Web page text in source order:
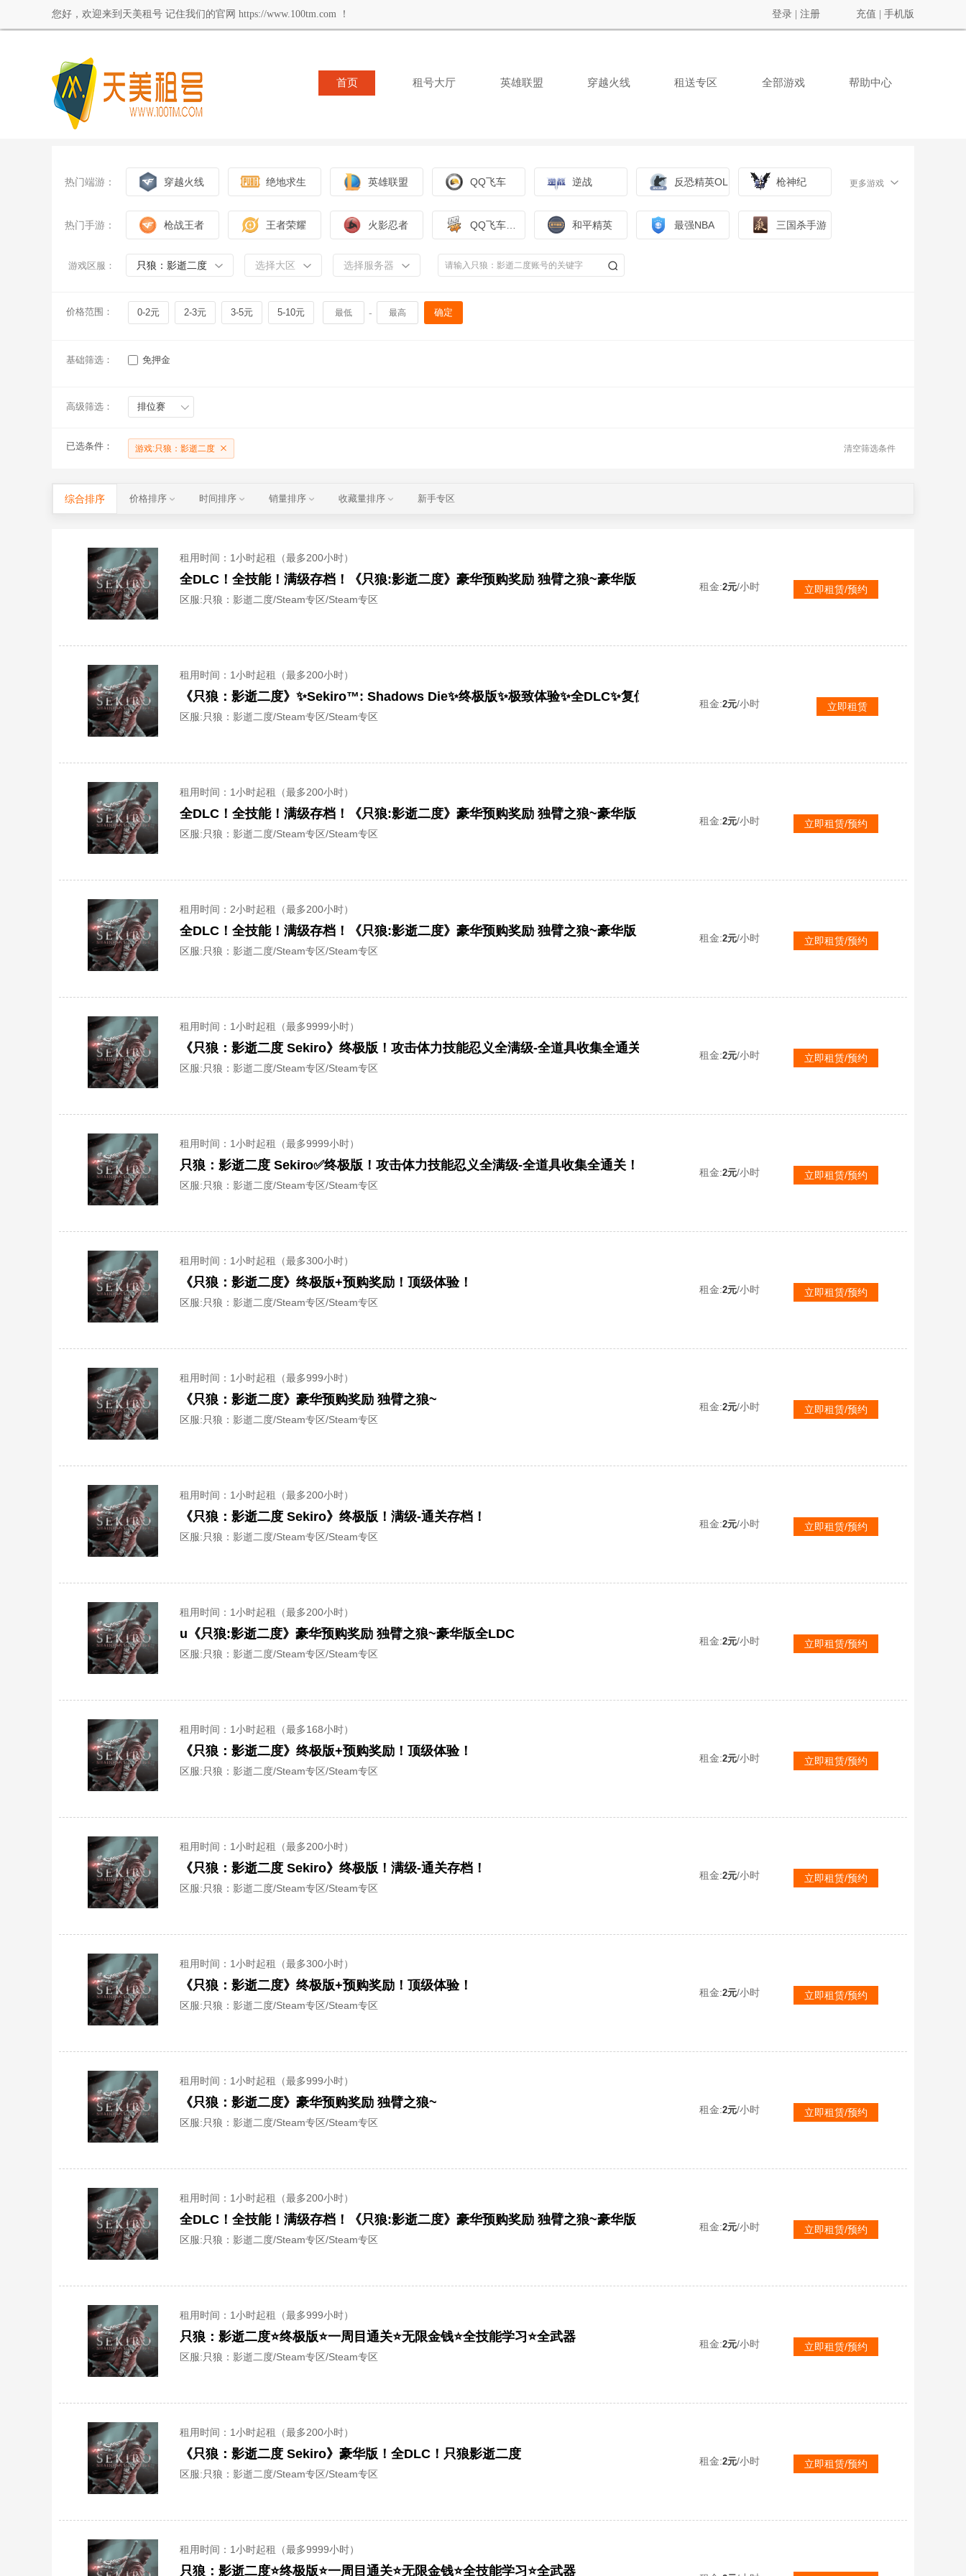
您好，欢迎来到天美租号 记住我们的官网 https://www.100tm.com ！ 登录 注册 充值 手机版
首页 租号大厅 英雄联盟 穿越火线 租送专区 全部游戏 帮助中心
热门端游： 穿越火线 绝地求生 英雄联盟 QQ飞车 逆战 反恐精英OL 枪神纪 更多游戏
热门手游： 枪战王者 王者荣耀 火影忍者 和平精英 最强NBA 三国杀手游
游戏区服： 只狼：影逝二度 选择大区 选择服务器
价格范围： 0-2元 2-3元 3-5元 5-10元 - 确定
基础筛选： 免押金
高级筛选： 排位赛
已选条件： 游戏:只狼：影逝二度 清空筛选条件
综合排序 价格排序 时间排序 销量排序 收藏量排序 新手专区
租用时间 ：1小时起租（最多200小时）
全DLC！全技能！满级存档！《只狼:影逝二度》豪华预购奖励 独臂之狼~豪华版！
区服:只狼：影逝二度/Steam专区/Steam专区
租金:2元/小时 立即租赁/预约
租用时间 ：1小时起租（最多200小时）
《只狼：影逝二度》✨Sekiro™: Shadows Die✨终极版✨极致体验✨全DLC✨复仇之路
区服:只狼：影逝二度/Steam专区/Steam专区
租金:2元/小时 立即租赁
租用时间 ：1小时起租（最多200小时）
全DLC！全技能！满级存档！《只狼:影逝二度》豪华预购奖励 独臂之狼~豪华版！
区服:只狼：影逝二度/Steam专区/Steam专区
租金:2元/小时 立即租赁/预约
租用时间 ：2小时起租（最多200小时）
全DLC！全技能！满级存档！《只狼:影逝二度》豪华预购奖励 独臂之狼~豪华版！
区服:只狼：影逝二度/Steam专区/Steam专区
租金:2元/小时 立即租赁/预约
租用时间 ：1小时起租（最多9999小时）
《只狼：影逝二度 Sekiro》终极版！攻击体力技能忍义全满级-全道具收集全通关！极致体验！
区服:只狼：影逝二度/Steam专区/Steam专区
租金:2元/小时 立即租赁/预约
租用时间 ：1小时起租（最多9999小时）
只狼：影逝二度 Sekiro✅终极版！攻击体力技能忍义全满级-全道具收集全通关！极致体验！
区服:只狼：影逝二度/Steam专区/Steam专区
租金:2元/小时 立即租赁/预约
租用时间 ：1小时起租（最多300小时）
《只狼：影逝二度》终极版+预购奖励！顶级体验！
区服:只狼：影逝二度/Steam专区/Steam专区
租金:2元/小时 立即租赁/预约
租用时间 ：1小时起租（最多999小时）
《只狼：影逝二度》豪华预购奖励 独臂之狼~
区服:只狼：影逝二度/Steam专区/Steam专区
租金:2元/小时 立即租赁/预约
租用时间 ：1小时起租（最多200小时）
《只狼：影逝二度 Sekiro》终极版！满级-通关存档！
区服:只狼：影逝二度/Steam专区/Steam专区
租金:2元/小时 立即租赁/预约
租用时间 ：1小时起租（最多200小时）
u《只狼:影逝二度》豪华预购奖励 独臂之狼~豪华版全LDC
区服:只狼：影逝二度/Steam专区/Steam专区
租金:2元/小时 立即租赁/预约
租用时间 ：1小时起租（最多168小时）
《只狼：影逝二度》终极版+预购奖励！顶级体验！
区服:只狼：影逝二度/Steam专区/Steam专区
租金:2元/小时 立即租赁/预约
租用时间 ：1小时起租（最多200小时）
《只狼：影逝二度 Sekiro》终极版！满级-通关存档！
区服:只狼：影逝二度/Steam专区/Steam专区
租金:2元/小时 立即租赁/预约
租用时间 ：1小时起租（最多300小时）
《只狼：影逝二度》终极版+预购奖励！顶级体验！
区服:只狼：影逝二度/Steam专区/Steam专区
租金:2元/小时 立即租赁/预约
租用时间 ：1小时起租（最多999小时）
《只狼：影逝二度》豪华预购奖励 独臂之狼~
区服:只狼：影逝二度/Steam专区/Steam专区
租金:2元/小时 立即租赁/预约
租用时间 ：1小时起租（最多200小时）
全DLC！全技能！满级存档！《只狼:影逝二度》豪华预购奖励 独臂之狼~豪华版！
区服:只狼：影逝二度/Steam专区/Steam专区
租金:2元/小时 立即租赁/预约
租用时间 ：1小时起租（最多999小时）
只狼：影逝二度⭐终极版⭐一周目通关⭐无限金钱⭐全技能学习⭐全武器
区服:只狼：影逝二度/Steam专区/Steam专区
租金:2元/小时 立即租赁/预约
租用时间 ：1小时起租（最多200小时）
《只狼：影逝二度 Sekiro》豪华版！全DLC！只狼影逝二度
区服:只狼：影逝二度/Steam专区/Steam专区
租金:2元/小时 立即租赁/预约
租用时间 ：1小时起租（最多9999小时）
只狼：影逝二度⭐终极版⭐一周目通关⭐无限金钱⭐全技能学习⭐全武器